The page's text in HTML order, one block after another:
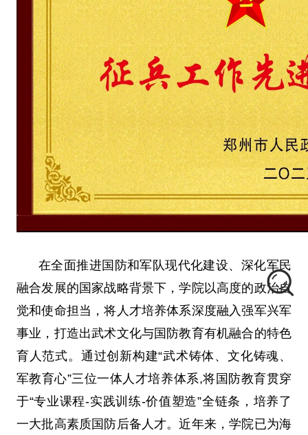
在全面推进国防和军队现代化建设、深化军民
融合发展的国家战略背景下，学院以高度的政治自
觉和使命担当，将人才培养体系深度融入强军兴军
事业，打造出武术文化与国防教育有机融合的特色
育人范式。通过创新构建“武术铸体、文化铸魂、
军教育心”三位一体人才培养体系,将国防教育贯穿
于“专业课程-实践训练-价值塑造”全链条，培养了
一大批高素质国防后备人才。近年来，学院已为海